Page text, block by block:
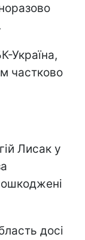
Україна,
частково
Лисак у
досі